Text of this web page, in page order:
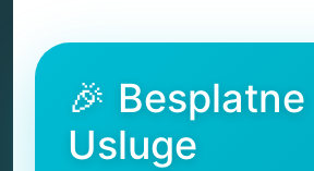
🎉 Besplatne
Usluge